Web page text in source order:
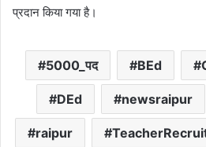
प्रदान किया गया है।
5000_पद BEd
DEd newsraipur
raipur